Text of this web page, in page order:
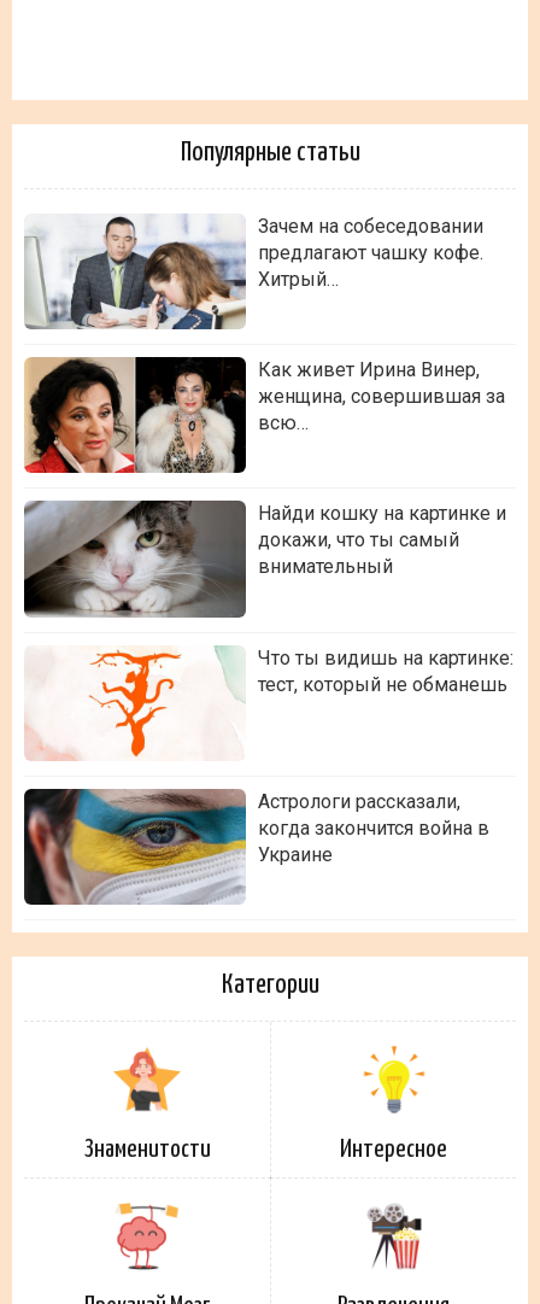
Популярные статьи
Зачем на собеседовании
предлагают чашку кофе.
Хитрый…
Как живет Ирина Винер,
женщина, совершившая за
всю…
Найди кошку на картинке и
докажи, что ты самый
внимательный
Что ты видишь на картинке:
тест, который не обманешь
Астрологи рассказали,
когда закончится война в
Украине
Категории
Знаменитости Интересное